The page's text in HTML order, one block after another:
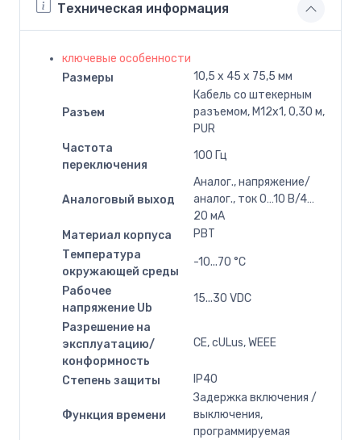
Техническая информация
ключевые особенности
Размеры
10,5 x 45 x 75,5 мм
Разъем
Кабель со штекерным
разъемом, M12x1, 0,30 м,
PUR
Частота
переключения
100 Гц
Аналоговый выход
Аналог., напряжение/
аналог., ток 0…10 В/4…
20 мА
Материал корпуса
PBT
Температура
окружающей среды
-10...70 °C
Рабочее
напряжение Ub
15...30 VDC
Разрешение на
эксплуатацию/
конформность
CE, cULus, WEEE
Степень защиты IP40
Функция времени
Задержка включения /
выключения,
программируемая